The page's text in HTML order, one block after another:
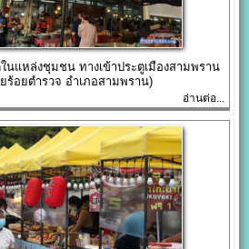
แหล่งชุมชน ทางเข้าประตูเมืองสามพราน
ร้อยตำรวจ อำเภอสามพราน)
อ่านต่อ...